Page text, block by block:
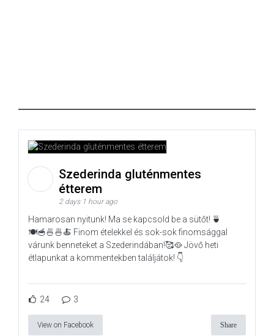
Szederinda gluténmentes
étterem
2 days 1 hour ago
Hamarosan nyitunk! Ma se kapcsold be a sütőt! 🍵
🍽️🥣🍜🍜🍝 Finom ételekkel és sok-sok finomsággal
várunk benneteket a Szederindában!🥰🥘 Jövő heti
étlapunkat a kommentekben találjátok! 👇
24 3
View on Facebook Share